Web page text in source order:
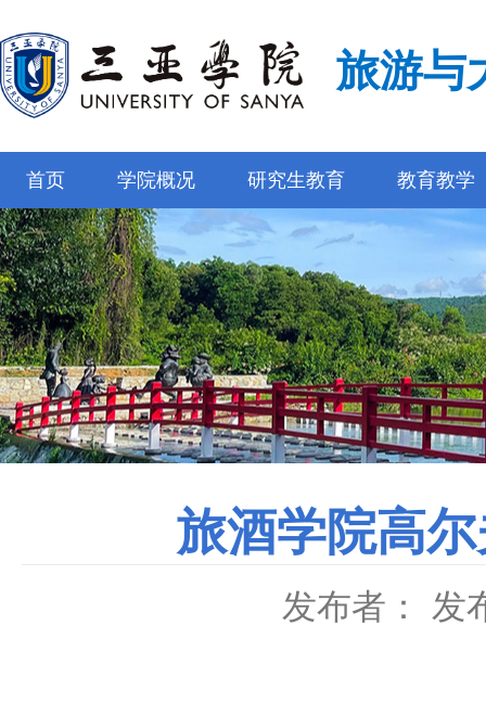
旅游与
首页 学院概况 研究生教育 教育教学
旅酒学院高
发布者： 发